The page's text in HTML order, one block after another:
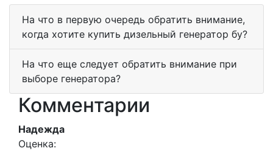
На что в первую очередь обратить внимание,
когда хотите купить дизельный генератор бу?
На что еще следует обратить внимание при
выборе генератора?
Комментарии
Надежда
Оценка: